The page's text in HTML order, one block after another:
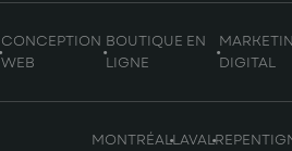
CONCEPTION
WEB
BOUTIQUE EN
LIGNE
DIGITAL
MONTRÉALLAVAL